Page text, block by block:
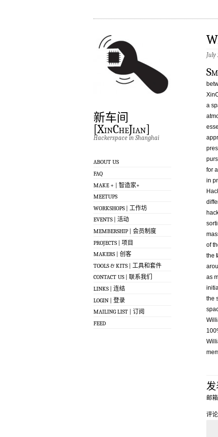
新车间
[XinCheJian]
Hackerspace in Shanghai
ABOUT US
FAQ
MAKE + | 智造家+
MEETUPS
WORKSHOPS | 工作坊
EVENTS | 活动
MEMBERSHIP | 会员制度
PROJECTS | 项目
MAKERS | 创客
TOOLS & KITS | 工具和套件
CONTACT US | 联系我们
LINKS | 连结
LOGIN | 登录
MAILING LIST | 订阅
FEED
July
S
a
for
in
of
the
as
the
邮
评论